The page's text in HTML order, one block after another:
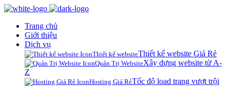
Trang chủ
Giới thiệu
Dịch vụ
Thiết kế websiteThiết kế website Giá Rẻ
Quản Trị WebsiteXây dựng website từ A-
Z
Hosting Giá RẻTốc độ load trang vượt trội